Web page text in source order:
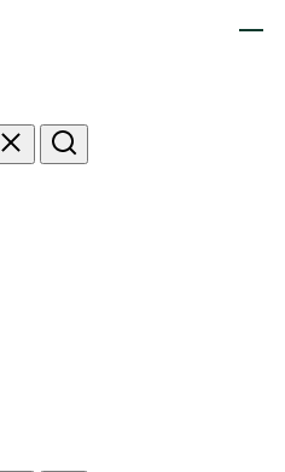
Tilbakestill
Søk